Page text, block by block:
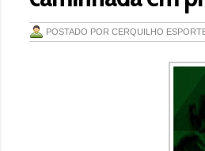
POSTADO POR CERQUILHO